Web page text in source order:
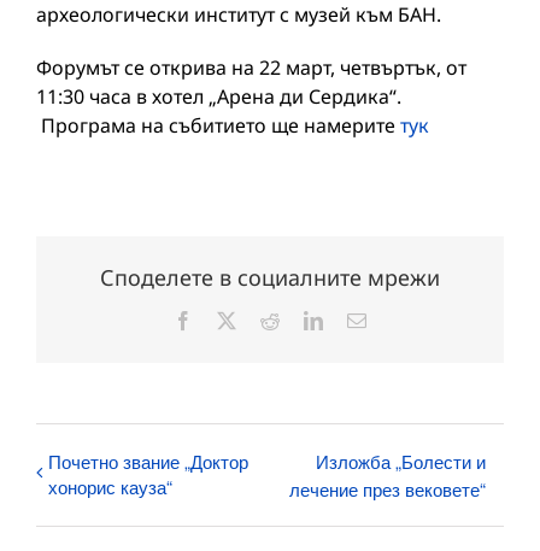
археологически институт с музей към БАН.
Форумът се открива на 22 март, четвъртък, от
11:30 часа в хотел „Арена ди Сердика“.
Програма на събитието ще намерите тук
Споделете в социалните мрежи
Facebook RedditLinkedInЕлектронна
Почетно звание „Доктор
хонорис кауза“
Изложба „Болести и
лечение през вековете“